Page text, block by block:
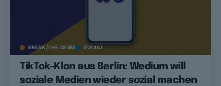
BREAK/THE NEWS SOCIAL
TikTok-Klon aus Berlin: Wedium will
soziale Medien wieder sozial machen